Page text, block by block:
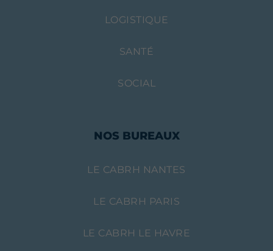
LOGISTIQUE
SANTÉ
SOCIAL
NOS BUREAUX
LE CABRH NANTES
LE CABRH PARIS
LE CABRH LE HAVRE